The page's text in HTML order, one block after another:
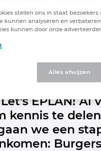
EPLAN
23 mei
EPLAN!
kennis te
we een
stellen ons in staat
kunnen analyseren en verbeteren
kunnen door onze
Alles afwijzen